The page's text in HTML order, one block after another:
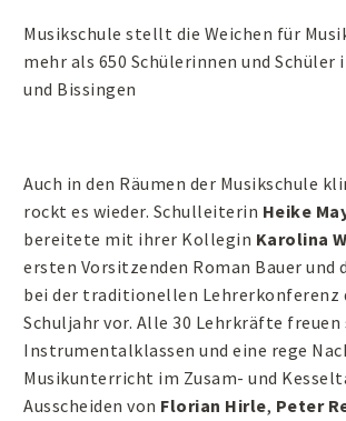
Musikschule stellt die Weichen für
mehr als 650 Schülerinnen und Schüler
und Bissingen
Auch in den Räumen der Musikschule
rockt es wieder. Schulleiterin Heike
bereitete mit ihrer Kollegin Karolina
ersten Vorsitzenden Roman Bauer und
bei der traditionellen Lehrerkonferenz
Schuljahr vor. Alle 30 Lehrkräfte freuen
Instrumentalklassen und eine rege
Musikunterricht im Zusam- und
Ausscheiden von Florian Hirle, Peter